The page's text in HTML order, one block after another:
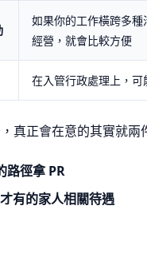
如果你的工作橫跨多
經營，就會比較方便
在入管行政處理上，可
真正會在意的其實就兩
路徑拿 PR
有的家人相關待遇